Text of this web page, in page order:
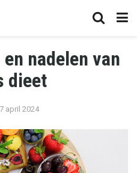
nadelen van
dieet
7 april 2024